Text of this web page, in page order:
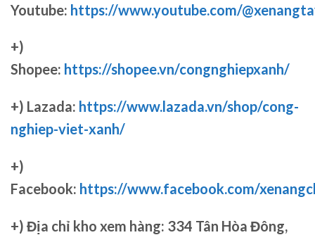
Youtube: https://www.youtube.com/
+)
Shopee: https://shopee.vn/congnghiepxanh/
+) Lazada: https://www.lazada.vn/shop/cong-
nghiep-viet-xanh/
+)
Facebook: https://www.facebook.com/
+) Địa chỉ kho xem hàng: 334 Tân Hòa Đông,